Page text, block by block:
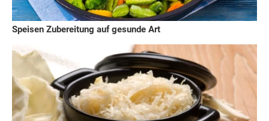
Speisen Zubereitung auf gesunde Art